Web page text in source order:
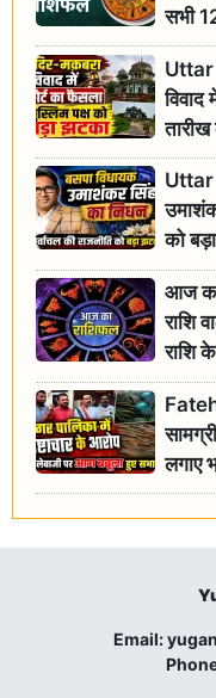
सभी
Uttar
तारीख
Uttar
को
आज
राशि
राशि
लगाए
Email: